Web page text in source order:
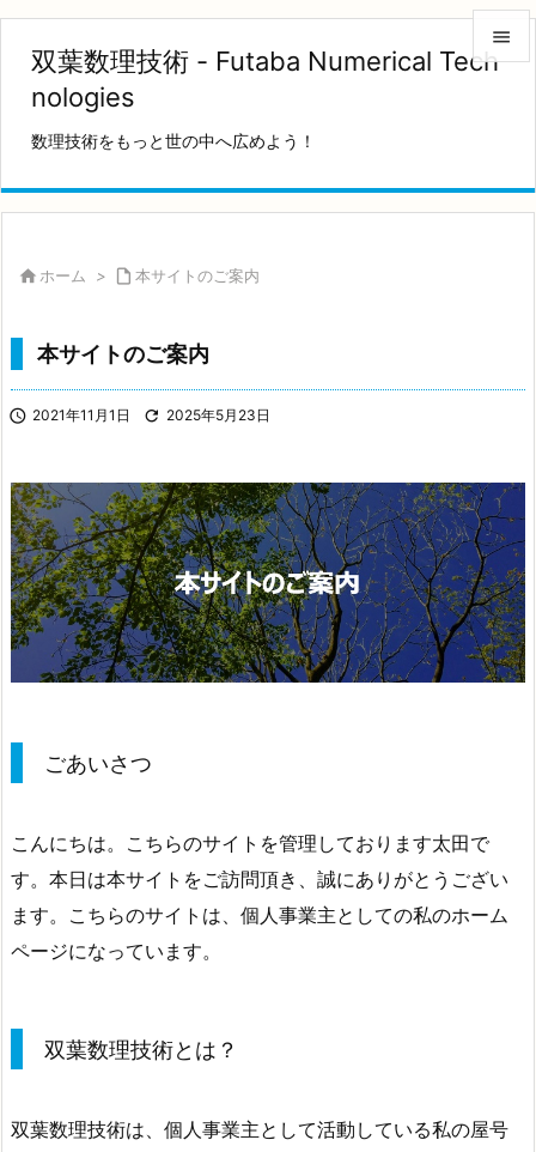
双葉数理技術 - Futaba Numerical Tech
nologies
数理技術をもっと世の中へ広めよう！


 ホーム >  本サイトのご案内
本サイトのご案内
 2021年11月1日  2025年5月23日
ごあいさつ
こんにちは。こちらのサイトを管理しております太田で
す。本日は本サイトをご訪問頂き、誠にありがとうござい
ます。こちらのサイトは、個人事業主としての私のホーム
ページになっています。
双葉数理技術とは？
双葉数理技術は、個人事業主として活動している私の屋号